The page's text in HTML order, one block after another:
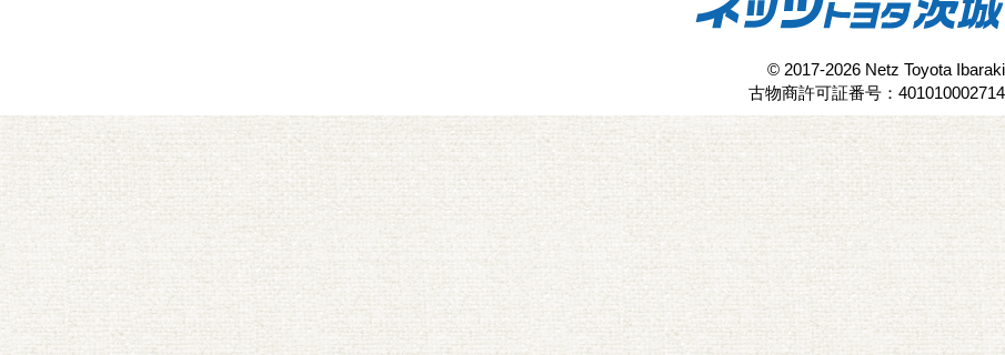
© 2017-2026 Netz Toyota Ibaraki
古物商許可証番号：401010002714